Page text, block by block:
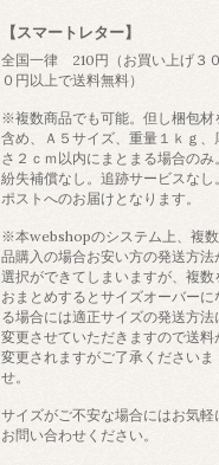
【スマートレター】
全国一律 210円（お買い上げ３
０円以上で送料無料）
※複数商品でも可能。但し梱包材
含め、Ａ５サイズ、重量１ｋｇ、
さ２ｃｍ以内にまとまる場合のみ。
紛失補償なし。追跡サービスなし。
ポストへのお届けとなります。
※本webshopのシステム上、複
品購入の場合お安い方の発送方法
選択ができてしまいますが、複数
おまとめするとサイズオーバーに
る場合には適正サイズの発送方法
変更させていただきますので送料
変更されますがご了承くださいま
せ。
サイズがご不安な場合にはお気軽
お問い合わせください。